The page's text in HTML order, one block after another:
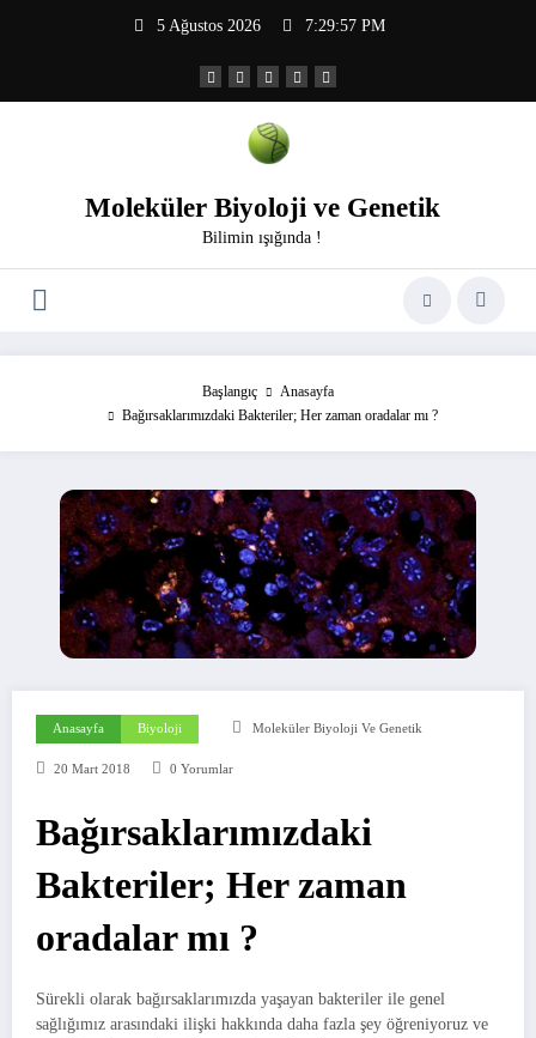
5 Ağustos 2026 7:29:58 PM
Moleküler Biyoloji ve Genetik
Bilimin ışığında !
Başlangıç
Anasayfa
Bağırsaklarımızdaki Bakteriler; Her zaman oradalar mı ?
Anasayfa Biyoloji Moleküler Biyoloji Ve Genetik
20 Mart 2018 0 Yorumlar
Bağırsaklarımızdaki
Bakteriler; Her zaman
oradalar mı ?
Sürekli olarak bağırsaklarımızda yaşayan bakteriler ile genel
sağlığımız arasındaki ilişki hakkında daha fazla şey öğreniyoruz ve